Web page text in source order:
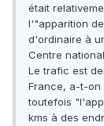
était
l'"apparition
d'ordinaire à
Centre
Le trafic est
France, a-t-on
toutefois
kms à des